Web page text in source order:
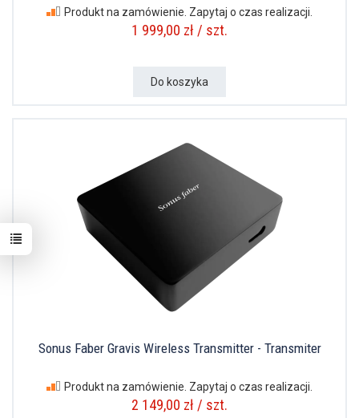
Produkt na zamówienie. Zapytaj o czas realizacji.
1 999,00 zł / szt.
Do koszyka
Sonus Faber Gravis Wireless Transmitter - Transmiter
Produkt na zamówienie. Zapytaj o czas realizacji.
2 149,00 zł / szt.